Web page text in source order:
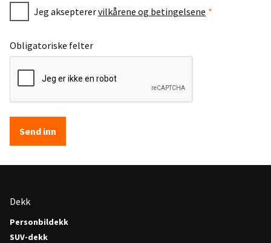
Jeg aksepterervilkårene og betingelsene
Obligatoriske felter
Send inn
Dekk
Personbildekk
SUV-dekk